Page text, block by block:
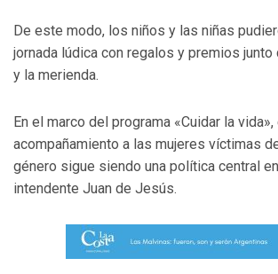
De este modo, los niños y las niñas
jornada lúdica con regalos y premios junto
y la merienda.
En el marco del programa «Cuidar la vida»,
acompañamiento a las mujeres víctimas
género sigue siendo una política central
intendente Juan de Jesús.